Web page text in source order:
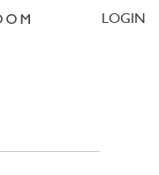
LOGIN